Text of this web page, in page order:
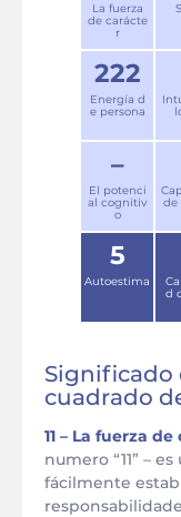
La fuerza
de carácte
r
222
Energía d
e persona
–
El potenci
al cognitiv
o
de
5
Autoestima
d
Significado
cuadrado
11 – La fuerza
numero “11” –
fácilmente